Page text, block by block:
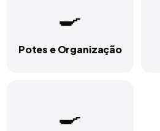
🍳
Potes e Organização
🍳